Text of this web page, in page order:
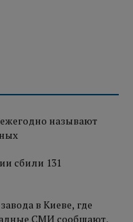
называют
сбили 131
в Киеве, где
СМИ сообщают,